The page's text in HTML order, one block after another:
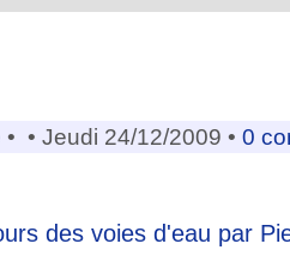
• • Jeudi 24/12/2009 • 0
des voies d'eau par